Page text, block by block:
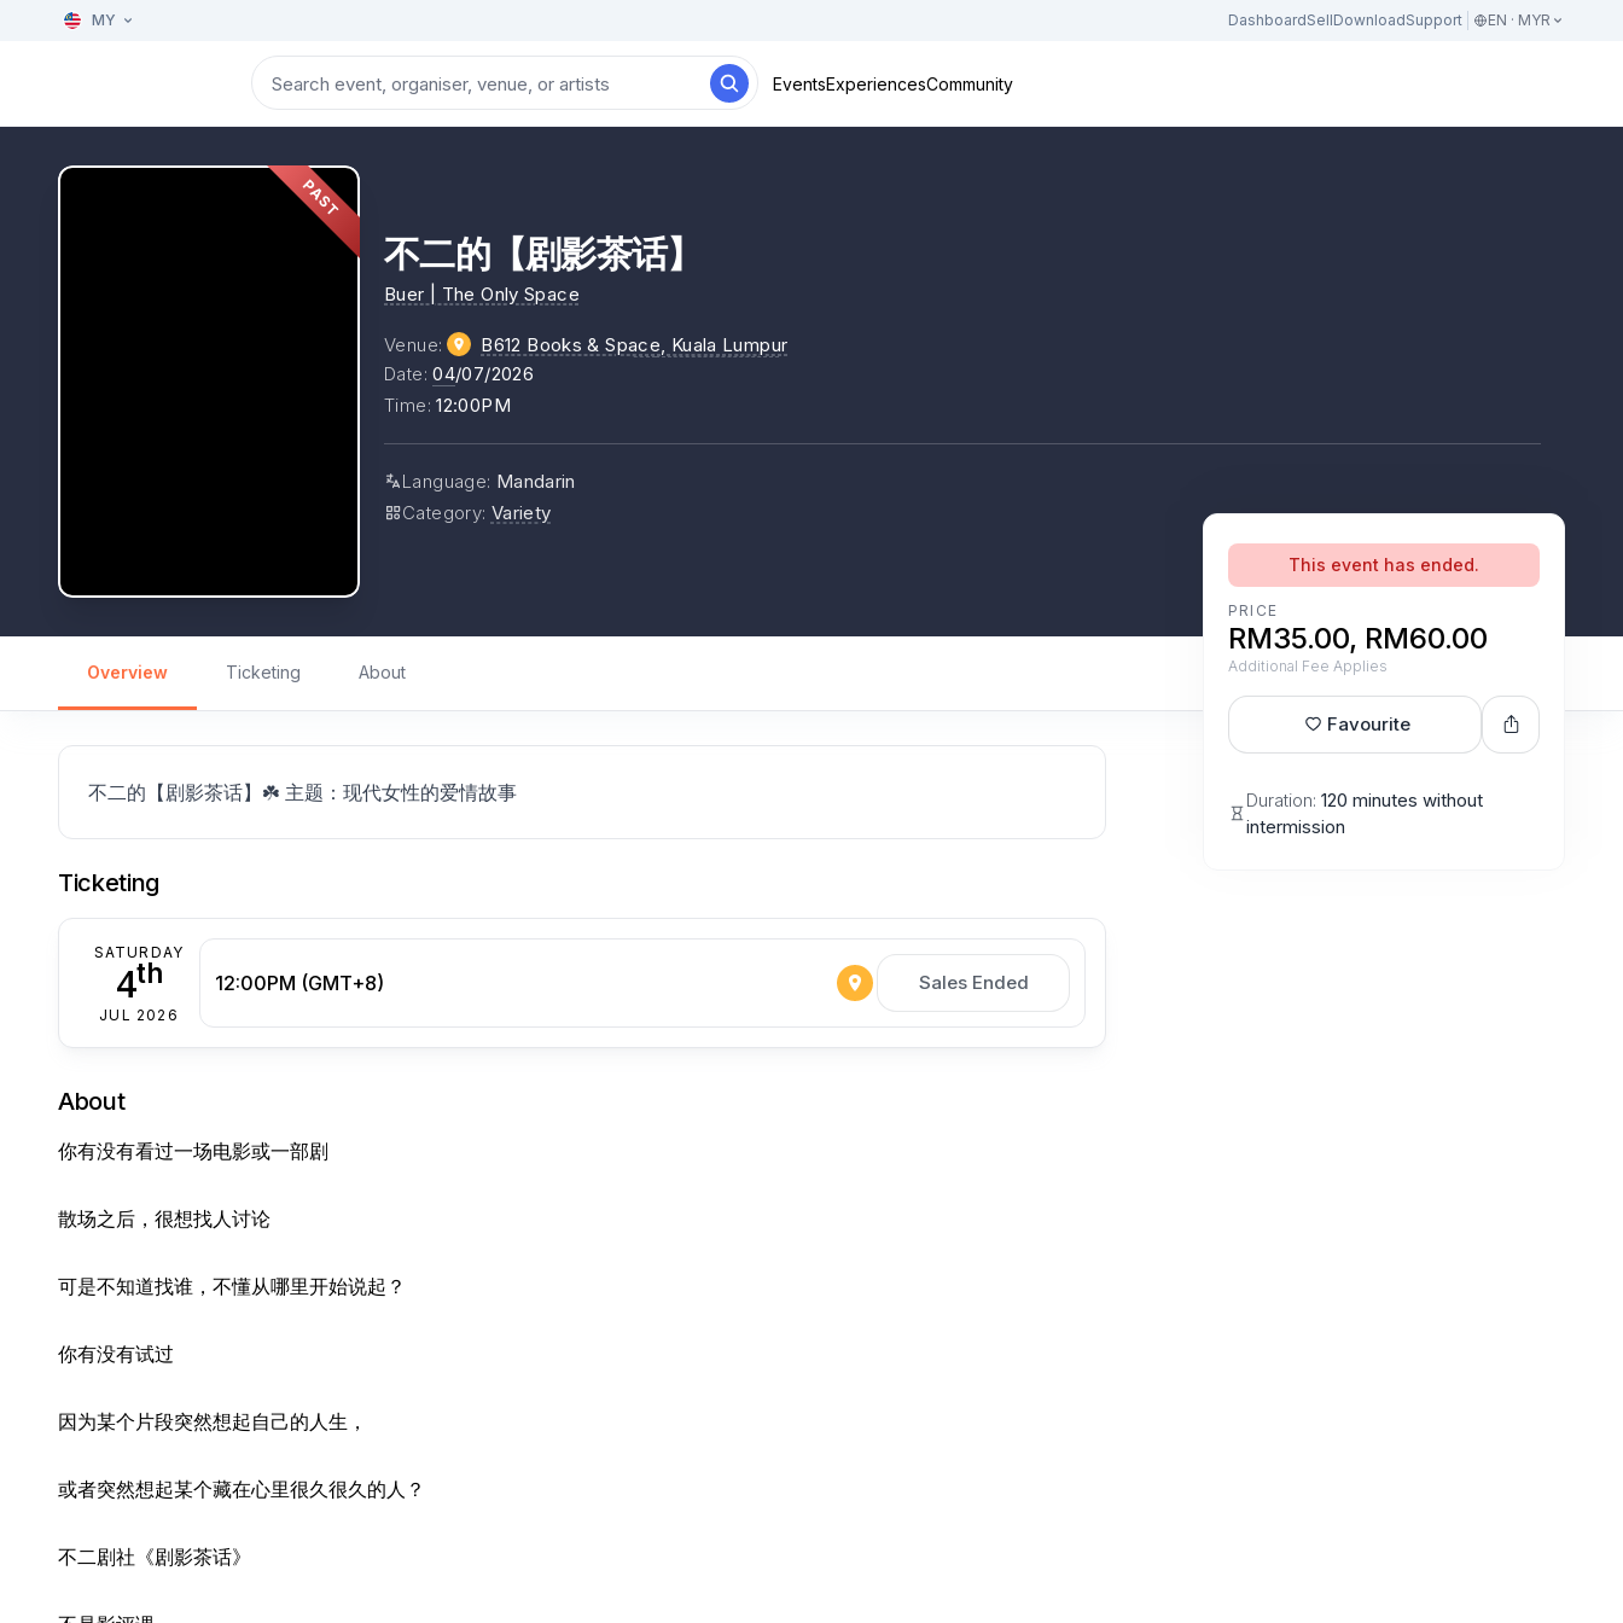
MY DashboardSellDownloadSupport EN · MYR
EventsExperiencesCommunity
PAST
不二的【剧影茶话】
Buer | The Only Space
Venue: B612 Books & Space , Kuala Lumpur
Date:04/07/2026
Time:12:00PM
Language: Mandarin
Category: Variety
Overview Ticketing About
This event has ended.
PRICE
RM35.00, RM60.00
Additional Fee Applies
Favourite
Duration: 120 minutes without
intermission
不二的【剧影茶话】☘️ 主题：现代女性的爱情故事
Ticketing
SATURDAY
4th
JUL 2026
12:00PM (GMT+8) Sales Ended
About
你有没有看过一场电影或一部剧
散场之后，很想找人讨论
可是不知道找谁，不懂从哪里开始说起？
你有没有试过
因为某个片段突然想起自己的人生，
或者突然想起某个藏在心里很久很久的人？
不二剧社《剧影茶话》